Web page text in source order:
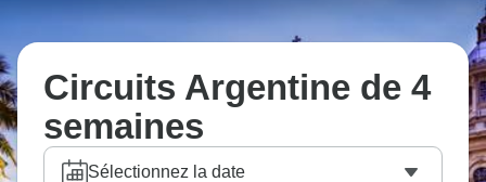
Circuits Argentine de 4
semaines
Sélectionnez la date